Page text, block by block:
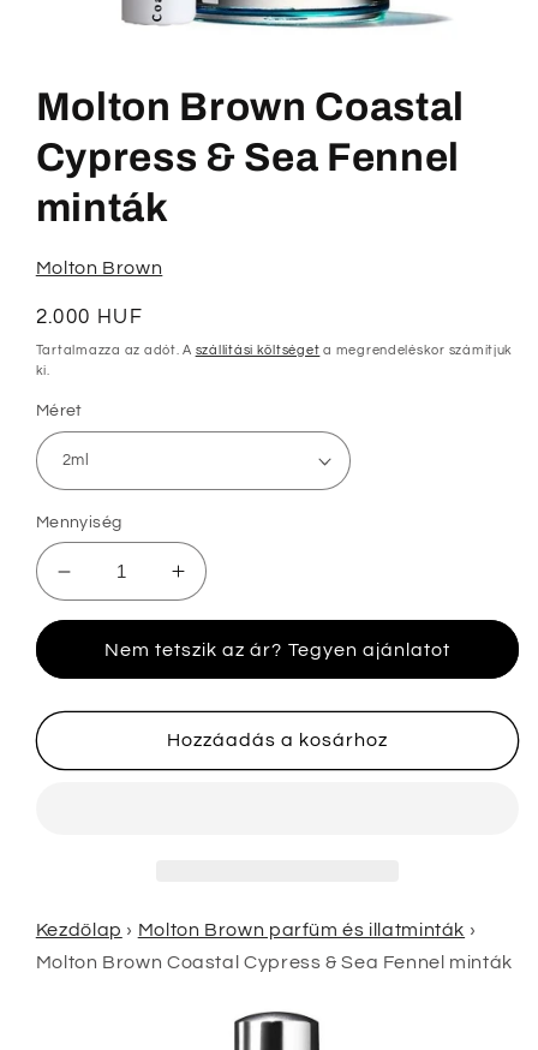
megnyitása
modális
párbeszédpanelen
Molton Brown Coastal
Cypress & Sea Fennel
minták
Molton Brown
Normál
ár
2.000 HUF
Tartalmazza az adót. A szállítási költséget a megrendeléskor számítjuk
ki.
Méret
Mennyiség
Molton
Brown
Cypress
Sea
minták
Molton
Brown
Cypress
Sea
Fennel
minták
Nem tetszik az ár? Tegyen ajánlatot
Hozzáadás a kosárhoz
Kezdőlap › Molton Brown parfüm és illatminták ›
Molton Brown Coastal Cypress & Sea Fennel minták